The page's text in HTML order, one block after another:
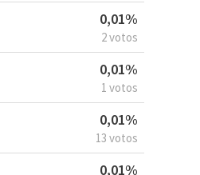
0,01%
2 votos
0,01%
1 votos
0,01%
13 votos
0,01%